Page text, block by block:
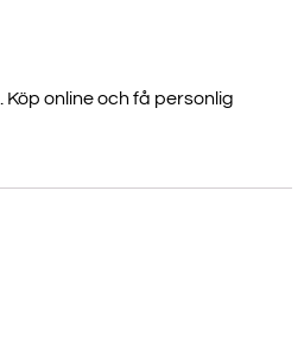
online och få personlig